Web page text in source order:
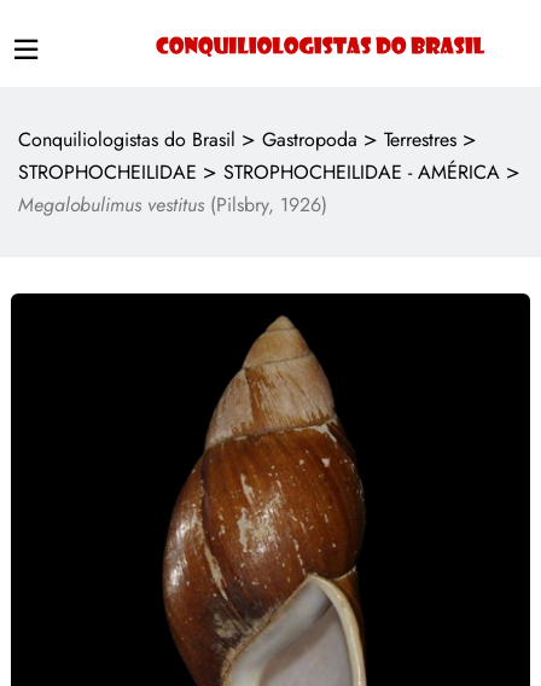
Conquiliologistas do Brasil > Gastropoda > Terrestres >
STROPHOCHEILIDAE > STROPHOCHEILIDAE - AMÉRICA >
Megalobulimus vestitus (Pilsbry, 1926)